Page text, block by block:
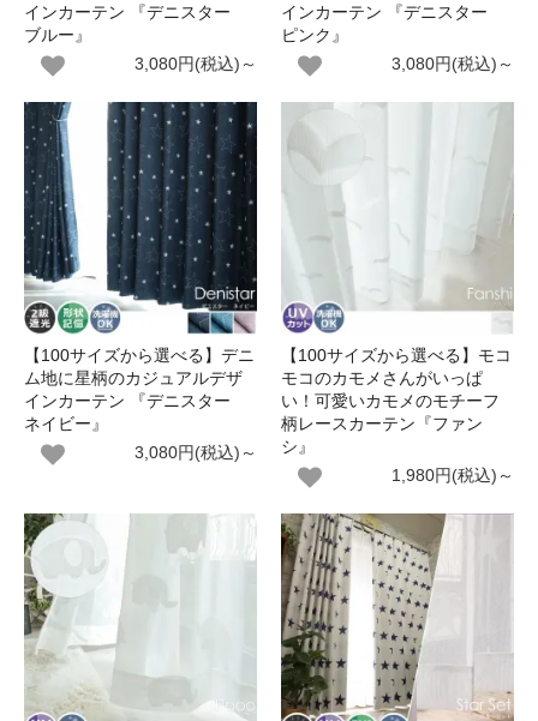
インカーテン 『デニスター
ブルー』
3,080円(税込)～
インカーテン 『デニスター
ピンク』
3,080円(税込)～
【100サイズから選べる】デニ
ム地に星柄のカジュアルデザ
インカーテン 『デニスター
ネイビー』
3,080円(税込)～
【100サイズから選べる】モコ
モコのカモメさんがいっぱ
い！可愛いカモメのモチーフ
柄レースカーテン『ファン
シ』
1,980円(税込)～